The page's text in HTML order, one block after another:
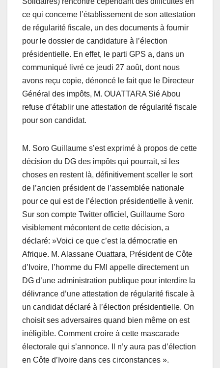
ce qui concerne l’établissement de son attestation
de régularité fiscale, un des documents à fournir
pour le dossier de candidature à l’élection
présidentielle. En effet, le parti GPS a, dans un
communiqué livré ce jeudi 27 août, dont nous
avons reçu copie, dénoncé le fait que le Directeur
Général des impôts, M. OUATTARA Sié Abou
refuse d’établir une attestation de régularité fiscale
pour son candidat.
M. Soro Guillaume s’est exprimé à propos de cette
décision du DG des impôts qui pourrait, si les
choses en restent là, définitivement sceller le sort
de l’ancien président de l’assemblée nationale
pour ce qui est de l’élection présidentielle à venir.
Sur son compte Twitter officiel, Guillaume Soro
visiblement mécontent de cette décision, a
déclaré: »Voici ce que c’est la démocratie en
Afrique. M. Alassane Ouattara, Président de Côte
d’Ivoire, l’homme du FMI appelle directement un
DG d’une administration publique pour interdire la
délivrance d’une attestation de régularité fiscale à
un candidat déclaré à l’élection présidentielle. On
choisit ses adversaires quand bien même on est
inéligible. Comment croire à cette mascarade
électorale qui s’annonce. Il n’y aura pas d’élection
en Côte d’Ivoire dans ces circonstances ».